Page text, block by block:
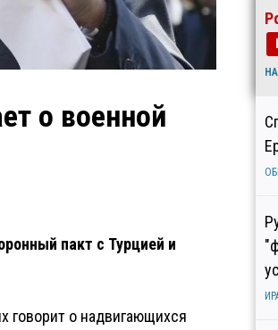
о военной
пакт с Турцией и
говорит о надвигающихся